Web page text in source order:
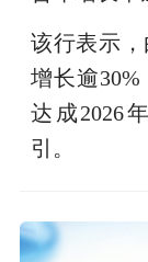
该行表示
增长逾
达成2026
引。